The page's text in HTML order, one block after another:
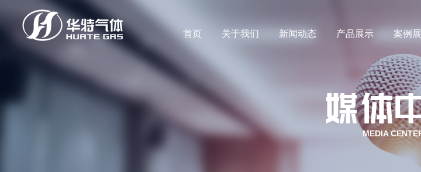
首页 关于我们 新闻动态
媒体动态
产品展示 案例
MEDIA